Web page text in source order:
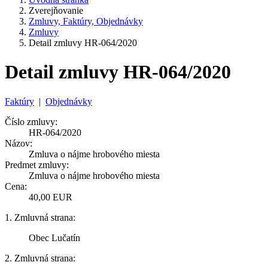
Zverejňovanie
Zmluvy, Faktúry, Objednávky
Zmluvy
Detail zmluvy HR-064/2020
Detail zmluvy HR-064/2020
Faktúry | Objednávky
Číslo zmluvy:
HR-064/2020
Názov:
Zmluva o nájme hrobového miesta
Predmet zmluvy:
Zmluva o nájme hrobového miesta
Cena:
40,00 EUR
1. Zmluvná strana:
Obec Lučatín
2. Zmluvná strana: